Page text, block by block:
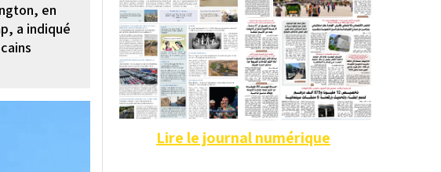
en
a indiqué
Lire le journal numérique